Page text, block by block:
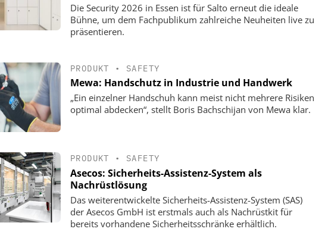
Die Security 2026 in Essen ist für Salto erneut die ideale
Bühne, um dem Fachpublikum zahlreiche Neuheiten live zu
präsentieren.
PRODUKT • SAFETY
Mewa: Handschutz in Industrie und Handwerk
„Ein einzelner Handschuh kann meist nicht mehrere Risiken
optimal abdecken“, stellt Boris Bachschijan von Mewa klar.
PRODUKT • SAFETY
Asecos: Sicherheits-Assistenz-System als
Nachrüstlösung
Das weiterentwickelte Sicherheits-Assistenz-System (SAS)
der Asecos GmbH ist erstmals auch als Nachrüstkit für
bereits vorhandene Sicherheitsschränke erhältlich.